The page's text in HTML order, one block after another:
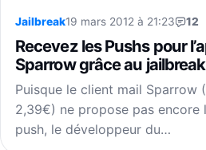
Jailbreak19 mars 2012 à 21:23 12
Recevez les Pushs pour
Sparrow grâce au jailbreak
Puisque le client mail Sparrow
2,39€) ne propose pas encore
push, le développeur du…